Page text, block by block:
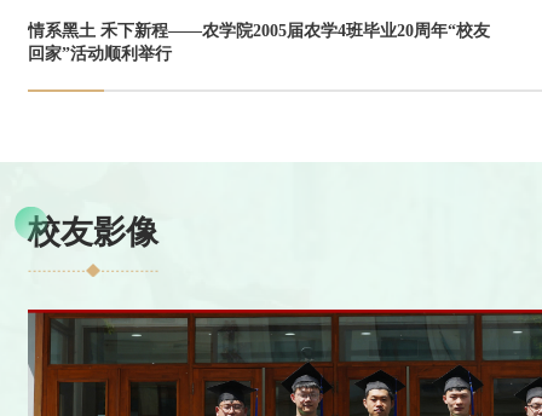
情系黑土 禾下新程——农学院2005届农学4班毕业20周年“校友
回家”活动顺利举行
校友影像